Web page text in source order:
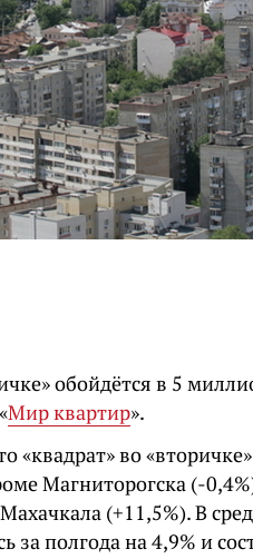
обойдётся в 5
Мир квартир».
«квадрат» во
Магниторогска (-
(+11,5%). В
полгода на 4,9% и